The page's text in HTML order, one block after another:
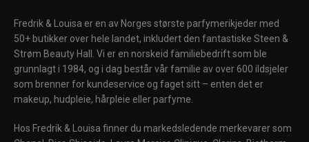
Fredrik & Louisa er en av Norges største parfymerikjeder med
50+ butikker over hele landet, inkludert den fantastiske Steen &
Strøm Beauty Hall. Vi er en norskeid familiebedrift som ble
grunnlagt i 1984, og i dag består vår familie av over 600 ildsjeler
som brenner for kundeservice og faget sitt – enten det er
makeup, hudpleie, hårpleie eller parfyme.
Hos Fredrik & Louisa finner du markedsledende merkevarer som